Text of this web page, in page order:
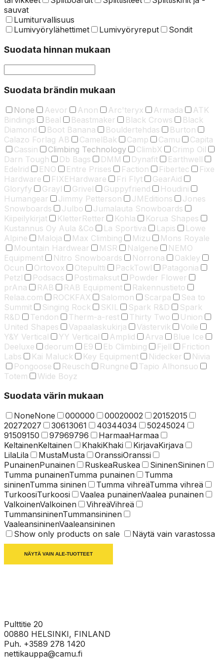
sauvat
Lumiturvallisuus
Lumivyörylähettimet
Lumivyöryreput Sondit
Suodata hinnan mukaan
Suodata brändin mukaan
None Aevor Anon Arc'teryx Armada
ATK
Bindings
Beal Beastmaker Black Crows
Black
Diamond
Boot Banana Bouldertehdas
Burton
Calazo Forlag AB
CamelBak Camp Camu
Capita
Cassin
Climbing Technology ClimbX
Crimp Oil
Darn Tough
Db Bags DMM Dynafit
Earthwell
Edelrid
ENO Entre Prises Faction Fibertec
Fixe
Hardware
FIXEHardware Fri Flyt
GearAid
Gloryfy
Grayl Grivel Guppyfriend
Houdini
Humangear
Jimmy Petterson JMEditions
Jones
Snowboards
Julbo
Jumalauta Snowboards
Kiipeilykirjat
KletterRetter Kohla
Korua Shapes
Kustannus Oy Aula &Co
La Sportiva Lapis
Lowe
Alpine
Maloja Max Climbing Mizu
Mons Royale
Mountain Hardwear
MSR Nalgene
NEMO
Equipment
Nitro Snowboards Norrona
Oakley
Ocun
Ortovox Otepultti PackTowl
Patagonia
Petzl
Podsacs Postimaksut
Powder Flower
prAna
RAB RAB Equipment
Rakennustieto
Relaa.com
ROCKFAX Salomon Scarpa
Sea to
Summit
Singing Rock SKIL Spark R&D
Spark
R&D
Tendon Therm-a-rest Thirty Two
Union
United Shapes
Vapaalaskukirja Västervik
Voile
Y&Y Vertical
YY Vertical Amplid Arva
Blue Ice
Deeluxe
deorum E9 Eb Climbing Fjell
Friction
Labs
Kai Maluck Key Equipment Nidecker
Nivia
Pongoose
Reusch Rungne
Tapio Alhonsuo
Totem
Wide Boyz
Suodata värin mukaan
NoneNone 000000 00020002 20152015
20272027 30613061 40344034 50245024
91509150 97969796 HarmaaHarmaa
KeltainenKeltainen KhakiKhaki KirjavaKirjava
LilaLila MustaMusta OranssiOranssi
PunainenPunainen RuskeaRuskea SininenSininen
Tumma punainenTumma punainen
Tumma
sininenTumma sininen Tumma vihreäTumma vihreä
TurkoosiTurkoosi Vaalea punainenVaalea punainen
ValkoinenValkoinen VihreäVihreä
TummansininenTummansininen
VaaleansininenVaaleansininen
Show only products on sale
Näytä vain varastossa
NÄYTÄ VAIN ALE-TUOTTEET
Pulttitie 20
00880 HELSINKI, FINLAND
Puh. +3589 278 1420
nettikauppa@camu.fi